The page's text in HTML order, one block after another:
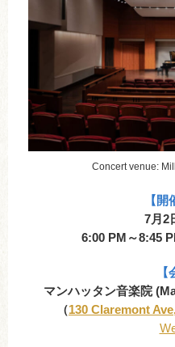
Concert venue:
【 開
7月2
6:00 PM～8:45
【
マンハッタン音楽院
（130 Claremont